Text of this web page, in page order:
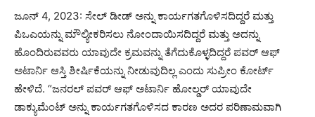
ಜೂನ್ 4, 2023: ಸೇಲ್ ಡೀಡ್ ಅನ್ನು ಕಾರ್ಯಗತಗೊಳಿಸದಿದ್ದರೆ ಮತ್ತು
ಪಿಒಎಯನ್ನು ಮೌಲ್ಯೀಕರಿಸಲು ನೋಂದಾಯಿಸದಿದ್ದರೆ ಮತ್ತು ಅದನ್ನು
ಹೊಂದಿರುವವರು ಯಾವುದೇ ಕ್ರಮವನ್ನು ತೆಗೆದುಕೊಳ್ಳದಿದ್ದರೆ ಪವರ್ ಆಫ್
ಅಟಾರ್ನಿ ಆಸ್ತಿ ಶೀರ್ಷಿಕೆಯನ್ನು ನೀಡುವುದಿಲ್ಲ ಎಂದು ಸುಪ್ರೀಂ ಕೋರ್ಟ್
ಹೇಳಿದೆ. “ಜನರಲ್ ಪವರ್ ಆಫ್ ಅಟಾರ್ನಿ ಹೋಲ್ಡರ್ ಯಾವುದೇ
ಡಾಕ್ಯುಮೆಂಟ್ ಅನ್ನು ಕಾರ್ಯಗತಗೊಳಿಸದ ಕಾರಣ ಅದರ ಪರಿಣಾಮವಾಗಿ